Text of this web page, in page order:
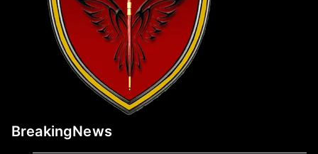
BreakingNews